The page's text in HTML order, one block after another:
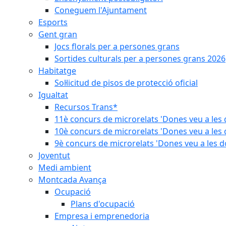
Coneguem l'Ajuntament
Esports
Gent gran
Jocs florals per a persones grans
Sortides culturals per a persones grans 2026
Habitatge
Sol·licitud de pisos de protecció oficial
Igualtat
Recursos Trans*
11è concurs de microrelats 'Dones veu a les
10è concurs de microrelats 'Dones veu a les
9è concurs de microrelats 'Dones veu a les
Joventut
Medi ambient
Montcada Avança
Ocupació
Plans d'ocupació
Empresa i emprenedoria